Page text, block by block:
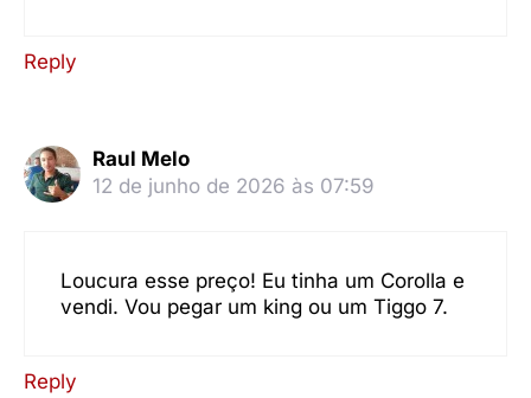
Reply
Raul Melo
12 de junho de 2026 às 07:59
Loucura esse preço! Eu tinha um Corolla e
vendi. Vou pegar um king ou um Tiggo 7.
Reply